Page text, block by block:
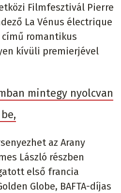
Filmfesztivál Pierre
La Vénus électrique
című romantikus
kívüli premierjével
mintegy nyolcvan
az Arany
László részben
első francia
Globe, BAFTA-díjas